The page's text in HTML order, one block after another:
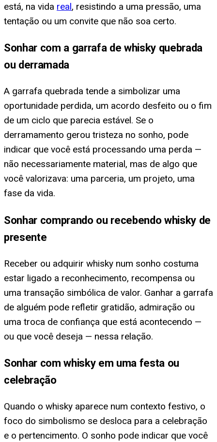
está, na vida real, resistindo a uma pressão, uma
tentação ou um convite que não soa certo.
Sonhar com a garrafa de whisky quebrada
ou derramada
A garrafa quebrada tende a simbolizar uma
oportunidade perdida, um acordo desfeito ou o fim
de um ciclo que parecia estável. Se o
derramamento gerou tristeza no sonho, pode
indicar que você está processando uma perda —
não necessariamente material, mas de algo que
você valorizava: uma parceria, um projeto, uma
fase da vida.
Sonhar comprando ou recebendo whisky de
presente
Receber ou adquirir whisky num sonho costuma
estar ligado a reconhecimento, recompensa ou
uma transação simbólica de valor. Ganhar a garrafa
de alguém pode refletir gratidão, admiração ou
uma troca de confiança que está acontecendo —
ou que você deseja — nessa relação.
Sonhar com whisky em uma festa ou
celebração
Quando o whisky aparece num contexto festivo, o
foco do simbolismo se desloca para a celebração
e o pertencimento. O sonho pode indicar que você